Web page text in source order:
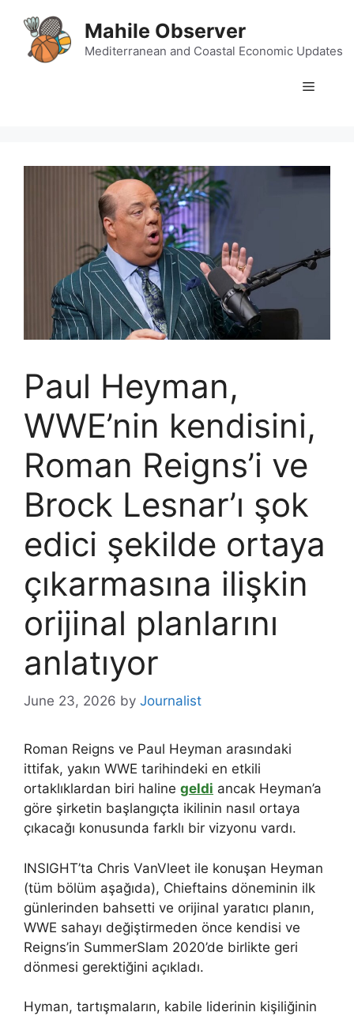
content
Mahile Observer
Mediterranean and Coastal Economic Updates
Menu
Paul Heyman,
WWE’nin kendisini,
Roman Reigns’i ve
Brock Lesnar’ı şok
edici şekilde ortaya
çıkarmasına ilişkin
orijinal planlarını
anlatıyor
June 23, 2026 by Journalist
Roman Reigns ve Paul Heyman arasındaki
ittifak, yakın WWE tarihindeki en etkili
ortaklıklardan biri haline geldi ancak Heyman’a
göre şirketin başlangıçta ikilinin nasıl ortaya
çıkacağı konusunda farklı bir vizyonu vardı.
INSIGHT’ta Chris VanVleet ile konuşan Heyman
(tüm bölüm aşağıda), Chieftains döneminin ilk
günlerinden bahsetti ve orijinal yaratıcı planın,
WWE sahayı değiştirmeden önce kendisi ve
Reigns’in SummerSlam 2020’de birlikte geri
dönmesi gerektiğini açıkladı.
Hyman, tartışmaların, kabile liderinin kişiliğinin